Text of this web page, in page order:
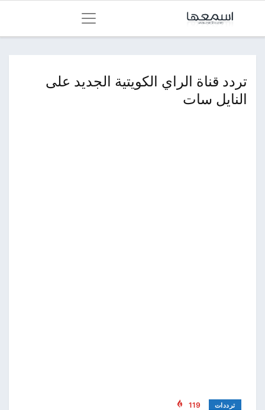
تردد قناة الراي الكويتية الجديد على
النايل سات
ترددات 119